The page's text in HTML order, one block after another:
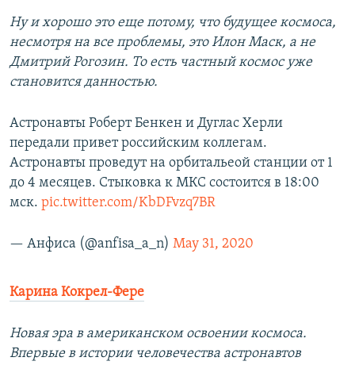
Ну и хорошо это еще потому, что будущее космоса,
несмотря на все проблемы, это Илон Маск, а не
Дмитрий Рогозин. То есть частный космос уже
становится данностью.
Астронавты Роберт Бенкен и Дуглас Херли
передали привет российским коллегам.
Астронавты проведут на орбитальеой станции от 1
до 4 месяцев. Стыковка к МКС состоится в 18:00
мск. pic.twitter.com/KbDFvzq7BR
— Анфиса (@anfisa_a_n) May 31, 2020
Карина Кокрел-Фере
Новая эра в американском освоении космоса.
Впервые в истории человечества астронавтов